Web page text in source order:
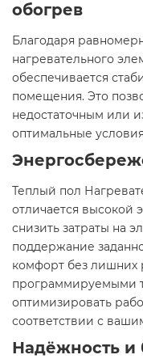
обогрев
Благодаря
нагревательного
обеспечивается
помещения. Это
недостаточным или
оптимальные
Теплый пол
отличается высокой
снизить затраты на
поддержание
комфорт без лишних
программируемыми
оптимизировать
соответствии с
Надёжность и